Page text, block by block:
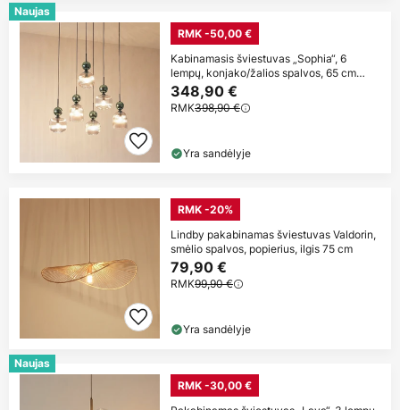
Naujas
RMK -50,00 €
Kabinamasis šviestuvas „Sophia“, 6
lempų, konjako/žalios spalvos, 65 cm
ilgio,
348,90 €
RMK398,90 €
Yra sandėlyje
RMK -20%
Lindby pakabinamas šviestuvas Valdorin,
smėlio spalvos, popierius, ilgis 75 cm
79,90 €
RMK99,90 €
Yra sandėlyje
Naujas
RMK -30,00 €